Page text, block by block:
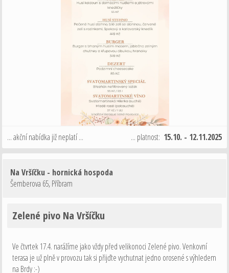
... akční nabídka již neplatí ... ... platnost: 15.10. - 12.11.2025
Na Vršíčku - hornická hospoda
Šemberova 65,Příbram
Zelené pivo Na Vršíčku
Ve čtvrtek 17.4. narážíme jako vždy před velikonoci Zelené pivo. Venkovní
terasa je už plně v provozu tak si přijďte vychutnat jedno orosené s výhledem
na Brdy :-)